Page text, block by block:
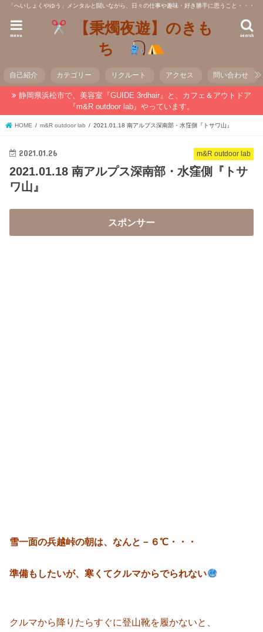
「へいしょくやゆう」メンタルと闘いながら、日々の仕事や趣味・好き勝手に思うこと・・・
【秉燭夜遊】のきも
ち
search
menu
自己紹介 カテゴリー リクルート アクセス 問い合わせ
静岡県浜松市で、美容室『GUIDE 3rdhair』と、カフェ＆アウトドア
『m&R outdoor lab』やっています。
HOME m&R outdoor lab 2021.01.18 南アルプス深南部・水窪側『トサワ山』
m&R outdoor lab
2021.01.26
2021.01.18 南アルプス深南部・水窪側『トサ
ワ山』
スポンサー
雪一面の兵越峠の朝は、なんと－６℃・・・
準備もしたいが、寒くてクルマからでられない
クルマから降りたらすぐに登山靴を履かないと、